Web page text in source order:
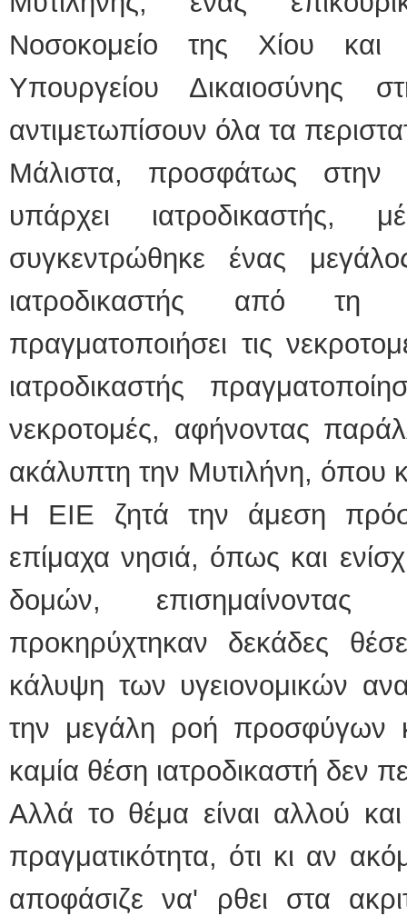
Νοσοκομείο της Χίου και
Υπουργείου Δικαιοσύνης
αντιμετωπίσουν όλα τα
Μάλιστα, προσφάτως
υπάρχει
συγκεντρώθηκε ένας
ιατροδικαστής από
πραγματοποιήσει τις
ιατροδικαστής
νεκροτομές, αφήνοντας
ακάλυπτη την Μυτιλήνη, όπου
Η ΕΙΕ ζητά την άμεση
επίμαχα νησιά, όπως και
δομών,
προκηρύχτηκαν δεκάδες
κάλυψη των υγειονομικών
την μεγάλη ροή προσφύγων
καμία θέση ιατροδικαστή δεν
Αλλά το θέμα είναι αλλού
πραγματικότητα, ότι κι αν
αποφάσιζε να' ρθει στα